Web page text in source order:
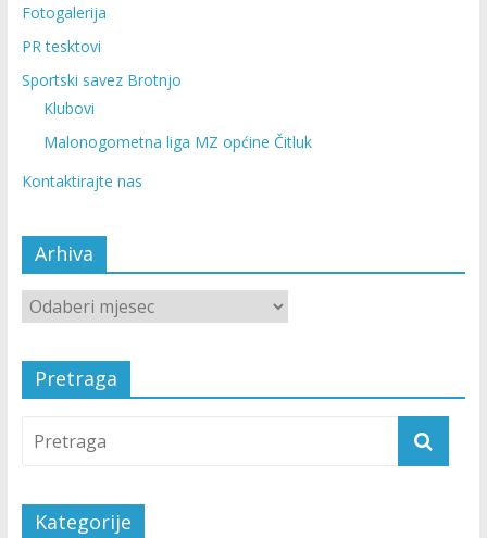
Fotogalerija
PR tesktovi
Sportski savez Brotnjo
Klubovi
Malonogometna liga MZ općine Čitluk
Kontaktirajte nas
Arhiva
Pretraga
Kategorije